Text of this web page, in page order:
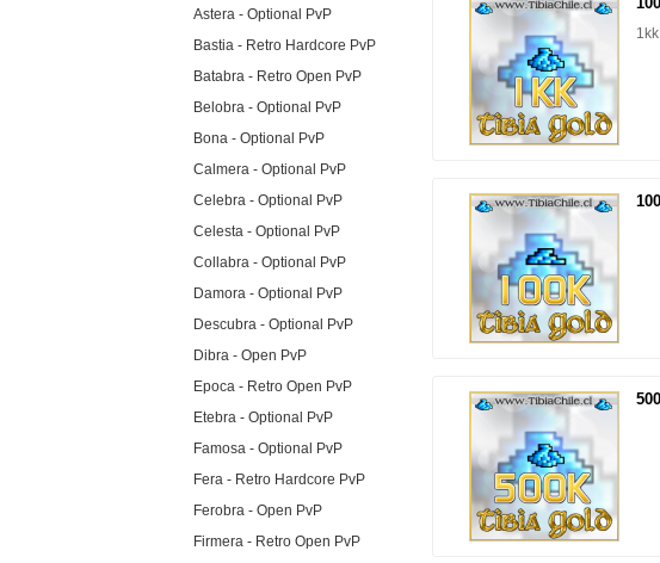
Astera - Optional PvP
Bastia - Retro Hardcore PvP
Batabra - Retro Open PvP
Belobra - Optional PvP
Bona - Optional PvP
Calmera - Optional PvP
Celebra - Optional PvP
Celesta - Optional PvP
Collabra - Optional PvP
Damora - Optional PvP
Descubra - Optional PvP
Dibra - Open PvP
Epoca - Retro Open PvP
Etebra - Optional PvP
Famosa - Optional PvP
Fera - Retro Hardcore PvP
Ferobra - Open PvP
Firmera - Retro Open PvP
1kk